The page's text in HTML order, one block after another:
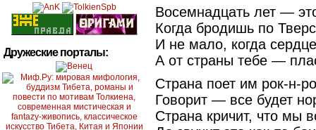
Дружеские порталы:
Восемнадцать лет —
Когда бродишь по
И не мало, когда
А от страны тебе —
Страна поет им рок-н-
Говорит — все будет
Страна кричит, что мы